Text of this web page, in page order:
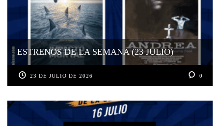
ESTRENOS DE LA SEMANA (23 JULIO)
23 DE JULIO DE 2026 0